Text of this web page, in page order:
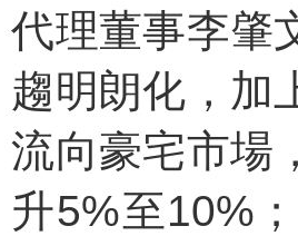
代理董事李肇
趨明朗化，加
流向豪宅市場
升5%至10%